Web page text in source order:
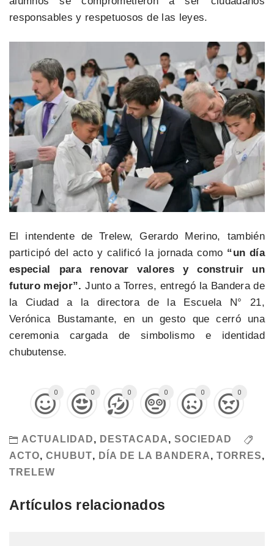
responsables y respetuosos de las leyes.
El intendente de Trelew, Gerardo Merino, también
participó del acto y calificó la jornada como “un día
especial para renovar valores y construir un
futuro mejor”. Junto a Torres, entregó la Bandera de
la Ciudad a la directora de la Escuela N° 21,
Verónica Bustamante, en un gesto que cerró una
ceremonia cargada de simbolismo e identidad
chubutense.
0 0 0 0 0 0
ACTUALIDAD, DESTACADA, SOCIEDAD
ACTO, CHUBUT, DÍA DE LA BANDERA, TORRES,
TRELEW
Artículos relacionados